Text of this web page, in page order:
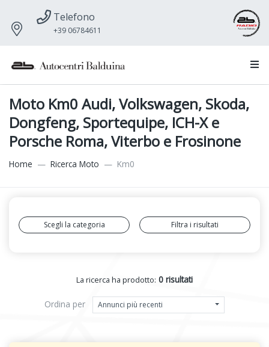
Telefono
+39 06784611
Moto Km0 Audi, Volkswagen, Skoda,
Dongfeng, Sportequipe, ICH-X e
Porsche Roma, Viterbo e Frosinone
Home Ricerca Moto Km0
Scegli la categoria Filtra i risultati
La ricerca ha prodotto: 0 risultati
Ordina per Annunci più recenti